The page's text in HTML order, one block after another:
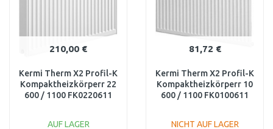
210,00 €
Kermi Therm X2 Profil-K
Kompaktheizkörperr 22
600 / 1100 FK0220611
AUF LAGER
81,72 €
Kermi Therm X2 Profil-K
Kompaktheizkörperr 10
600 / 1100 FK0100611
NICHT AUF LAGER